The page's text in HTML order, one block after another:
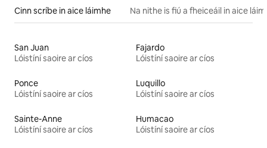
Cinn scríbe in aice láimhe Na nithe is fiú a fheiceáil in aice
San Juan
Lóistíní saoire ar cíos
Fajardo
Lóistíní saoire ar cíos
Ponce
Lóistíní saoire ar cíos
Luquillo
Lóistíní saoire ar cíos
Sainte-Anne
Lóistíní saoire ar cíos
Humacao
Lóistíní saoire ar cíos